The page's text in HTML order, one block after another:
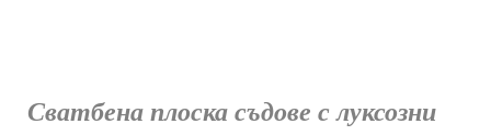
Сватбена плоска съдове с луксозни